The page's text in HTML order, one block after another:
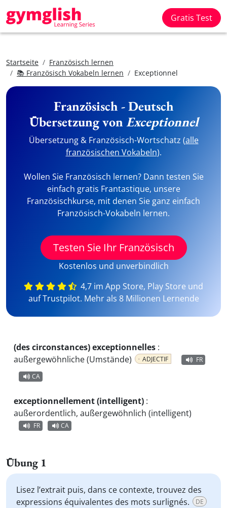
Gratis Test
Startseite
Französisch lernen
📚 Französisch Vokabeln lernen
Exceptionnel
Französisch - Deutsch
Übersetzung vonExceptionnel
Übersetzung & Französisch-Wortschatz (alle
französischen Vokabeln).
Wollen Sie Französisch lernen? Dann testen Sie
einfach gratis Frantastique, unsere
Französischkurse, mit denen Sie ganz einfach
Französisch-Vokabeln lernen.
Testen Sie Ihr Französisch
Kostenlos und unverbindlich
4,7 im App Store, Play Store und
auf Trustpilot. Mehr als 8 Millionen Lernende
(des circonstances) exceptionnelles :
außergewöhnliche (Umstände)
ADJECTIF
FR
CA
exceptionnellement (intelligent) :
außerordentlich, außergewöhnlich (intelligent)
FR CA
Übung 1
Lisez l’extrait puis, dans ce contexte, trouvez des
expressions équivalentes des mots surlignés.
DE